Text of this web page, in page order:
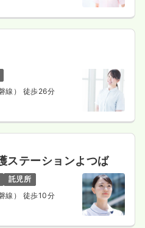
線） 徒歩26分
ステーションよつば
託児所
線） 徒歩10分